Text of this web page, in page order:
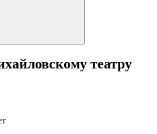
театру